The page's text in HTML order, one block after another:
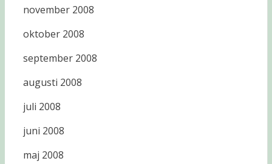
november 2008
oktober 2008
september 2008
augusti 2008
juli 2008
juni 2008
maj 2008